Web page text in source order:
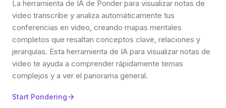
La herramienta de IA de Ponder para visualizar notas de
video transcribe y analiza automáticamente tus
conferencias en video, creando mapas mentales
completos que resaltan conceptos clave, relaciones y
jerarquías. Esta herramienta de IA para visualizar notas de
video te ayuda a comprender rápidamente temas
complejos y a ver el panorama general.
Start Pondering